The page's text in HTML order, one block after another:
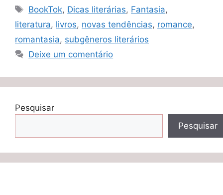
Tags
BookTok, Dicas literárias, Fantasia,
literatura, livros, novas tendências, romance,
romantasia, subgêneros literários
Deixe um comentário
Pesquisar
Pesquisar